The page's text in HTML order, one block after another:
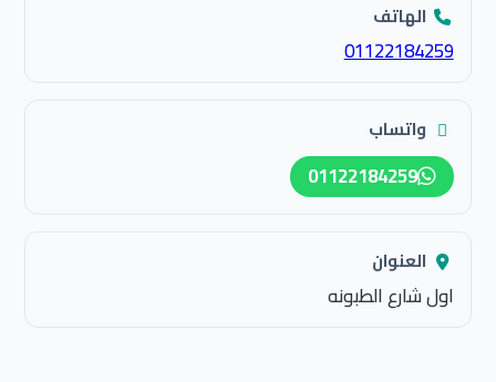
الهاتف
01122184259
واتساب
01122184259
العنوان
اول شارع الطبونه